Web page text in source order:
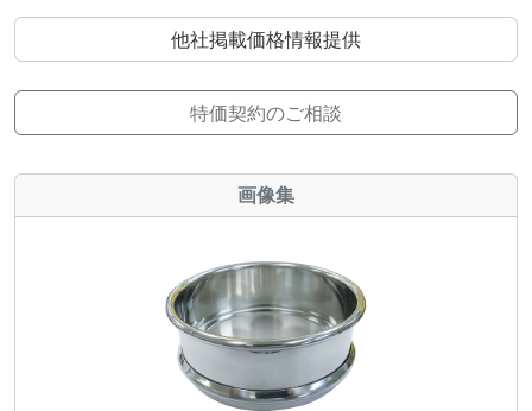
他社掲載価格情報提供
特価契約のご相談
画像集